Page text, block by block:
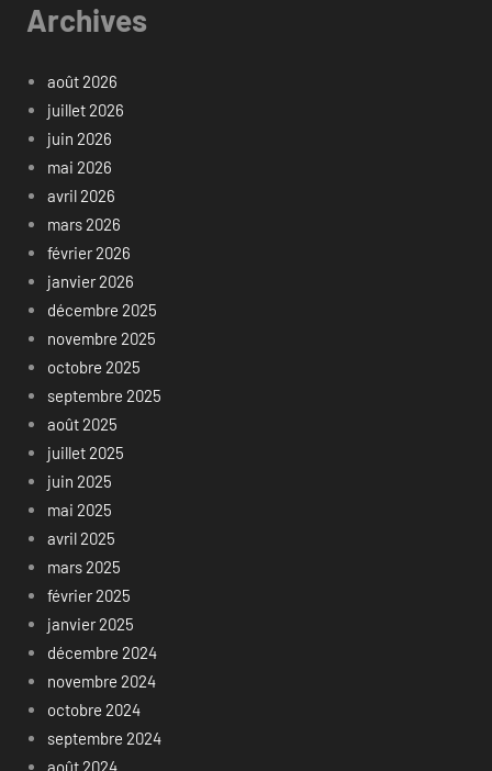
Archives
août 2026
juillet 2026
juin 2026
mai 2026
avril 2026
mars 2026
février 2026
janvier 2026
décembre 2025
novembre 2025
octobre 2025
septembre 2025
août 2025
juillet 2025
juin 2025
mai 2025
avril 2025
mars 2025
février 2025
janvier 2025
décembre 2024
novembre 2024
octobre 2024
septembre 2024
août 2024